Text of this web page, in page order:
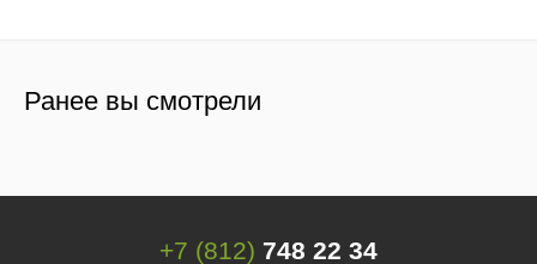
Ранее вы смотрели
+7 (812) 748 22 34